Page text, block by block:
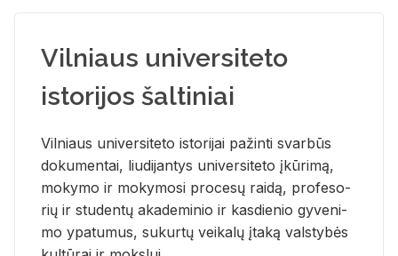
Vilniaus universiteto
istorijos šaltiniai
Vil­niaus uni­ver­si­te­to is­to­ri­jai pa­žin­ti svar­būs
do­ku­men­tai, liu­di­jan­tys uni­ver­si­te­to įkū­ri­mą,
mo­ky­mo ir mo­ky­mo­si pro­ce­sų rai­dą, pro­fe­so­
rių ir stu­den­tų aka­de­mi­nio ir kas­die­nio gy­ve­ni­
mo ypa­tu­mus, su­kur­tų vei­ka­lų įta­ką vals­ty­bės